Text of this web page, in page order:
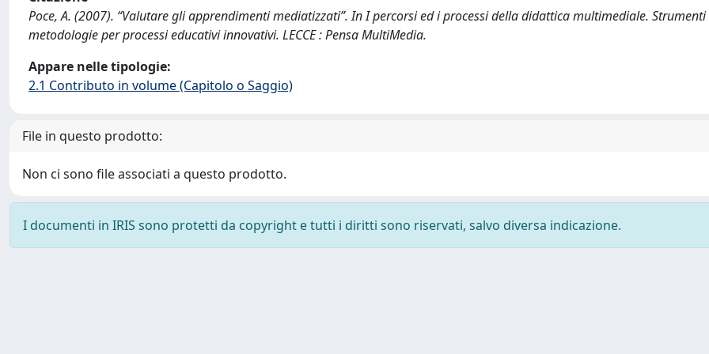
Poce, A. (2007). “Valutare gli apprendimenti mediatizzati”. In I percorsi ed i processi della didattica multimediale. Strumenti
metodologie per processi educativi innovativi. LECCE : Pensa MultiMedia.
Appare nelle tipologie:
2.1 Contributo in volume (Capitolo o Saggio)
File in questo prodotto:
Non ci sono file associati a questo prodotto.
I documenti in IRIS sono protetti da copyright e tutti i diritti sono riservati, salvo diversa indicazione.